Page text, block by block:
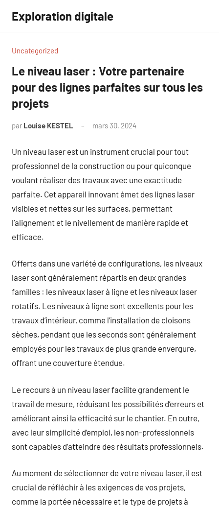
contenu
Exploration digitale
Uncategorized
Le niveau laser : Votre partenaire
pour des lignes parfaites sur tous les
projets
par Louise KESTEL mars 30, 2024
Un niveau laser est un instrument crucial pour tout
professionnel de la construction ou pour quiconque
voulant réaliser des travaux avec une exactitude
parfaite. Cet appareil innovant émet des lignes laser
visibles et nettes sur les surfaces, permettant
l’alignement et le nivellement de manière rapide et
efficace.
Offerts dans une variété de configurations, les niveaux
laser sont généralement répartis en deux grandes
familles : les niveaux laser à ligne et les niveaux laser
rotatifs. Les niveaux à ligne sont excellents pour les
travaux d’intérieur, comme l’installation de cloisons
sèches, pendant que les seconds sont généralement
employés pour les travaux de plus grande envergure,
offrant une couverture étendue.
Le recours à un niveau laser facilite grandement le
travail de mesure, réduisant les possibilités d’erreurs et
améliorant ainsi la efficacité sur le chantier. En outre,
avec leur simplicité d’emploi, les non-professionnels
sont capables d’atteindre des résultats professionnels.
Au moment de sélectionner de votre niveau laser, il est
crucial de réfléchir à les exigences de vos projets,
comme la portée nécessaire et le type de projets à